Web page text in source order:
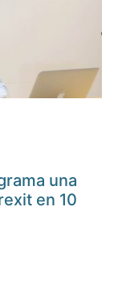
una
en 10